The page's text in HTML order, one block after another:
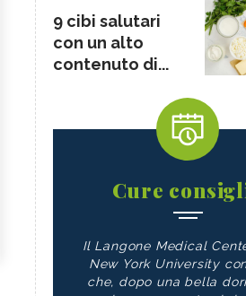
9 cibi salutari
con un alto
contenuto di...
Cure
Il Langone Medical
New York University
che, dopo una bella